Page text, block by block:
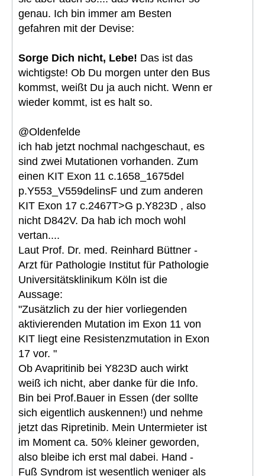
genau. Ich bin immer am Besten
gefahren mit der Devise:
Sorge Dich nicht, Lebe! Das ist das
wichtigste! Ob Du morgen unter den Bus
kommst, weißt Du ja auch nicht. Wenn er
wieder kommt, ist es halt so.
@Oldenfelde
ich hab jetzt nochmal nachgeschaut, es
sind zwei Mutationen vorhanden. Zum
einen KIT Exon 11 c.1658_1675del
p.Y553_V559delinsF und zum anderen
KIT Exon 17 c.2467T>G p.Y823D , also
nicht D842V. Da hab ich moch wohl
vertan....
Laut Prof. Dr. med. Reinhard Büttner -
Arzt für Pathologie Institut für Pathologie
Universitätsklinikum Köln ist die
Aussage:
"Zusätzlich zu der hier vorliegenden
aktivierenden Mutation im Exon 11 von
KIT liegt eine Resistenzmutation in Exon
17 vor. "
Ob Avapritinib bei Y823D auch wirkt
weiß ich nicht, aber danke für die Info.
Bin bei Prof.Bauer in Essen (der sollte
sich eigentlich auskennen!) und nehme
jetzt das Ripretinib. Mein Untermieter ist
im Moment ca. 50% kleiner geworden,
also bleibe ich erst mal dabei. Hand -
Fuß Syndrom ist wesentlich weniger als